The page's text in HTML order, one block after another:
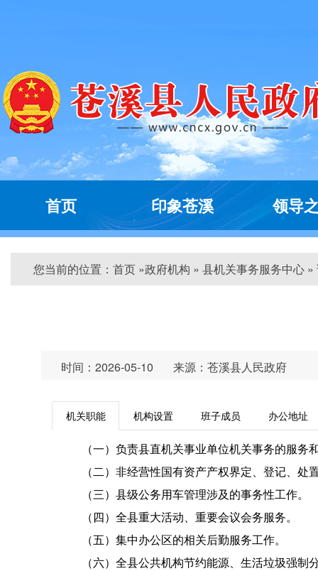
首页 印象苍溪 领导
您当前的位置： 首页 »政府机构 » 县机关事务服务中心 »
时间：2026-05-10 来源：苍溪县人民政府
机关职能 机构设置 班子成员 办公地址
（一）负责县直机关事业单位机关事务的服务
（二）非经营性国有资产产权界定、登记、
（三）县级公务用车管理涉及的事务性工作。
（四）全县重大活动、重要会议会务服务。
（五）集中办公区的相关后勤服务工作。
（六）全县公共机构节约能源、生活垃圾强制